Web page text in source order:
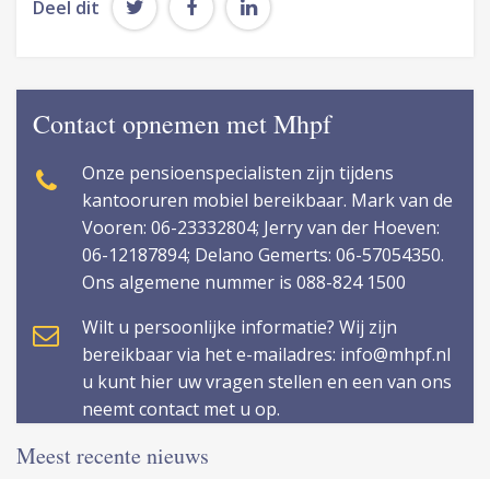
Deel dit
Contact opnemen met Mhpf
Onze pensioenspecialisten zijn tijdens
kantooruren mobiel bereikbaar. Mark van de
Vooren: 06-23332804; Jerry van der Hoeven:
06-12187894; Delano Gemerts: 06-57054350.
Ons algemene nummer is 088-824 1500
Wilt u persoonlijke informatie? Wij zijn
bereikbaar via het e-mailadres: info@mhpf.nl
u kunt hier uw vragen stellen en een van ons
neemt contact met u op.
Meest recente nieuws